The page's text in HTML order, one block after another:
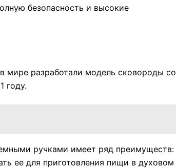
безопасность и высокие
мире разработали модель сковороды со
году.
ручками имеет ряд преимуществ:
ее для приготовления пищи в духовом